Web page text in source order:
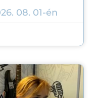
08. 01-én